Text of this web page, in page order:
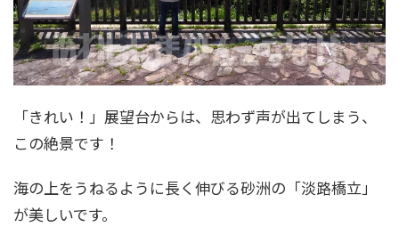
「きれい！」展望台からは、思わず声が出てしまう、
この絶景です！
海の上をうねるように長く伸びる砂洲の「淡路橋立」
が美しいです。